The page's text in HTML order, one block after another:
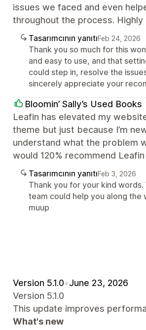
issues we faced and even
throughout the process. Highly
Tasarımcının yanıtıFeb 24, 2026
Thank you so much for this
and easy to use, and that
could step in, resolve the
sincerely appreciate your
Bloomin’ Sally’s Used Books
Leafin has elevated my
theme but just because I’m
understand what the problem
would 120% recommend
Tasarımcının yanıtıFeb 3, 2026
Thank you for your kind
team could help you along the
muup
Version 5.1.0•June 23, 2026
Version 5.1.0
This update improves
What's new